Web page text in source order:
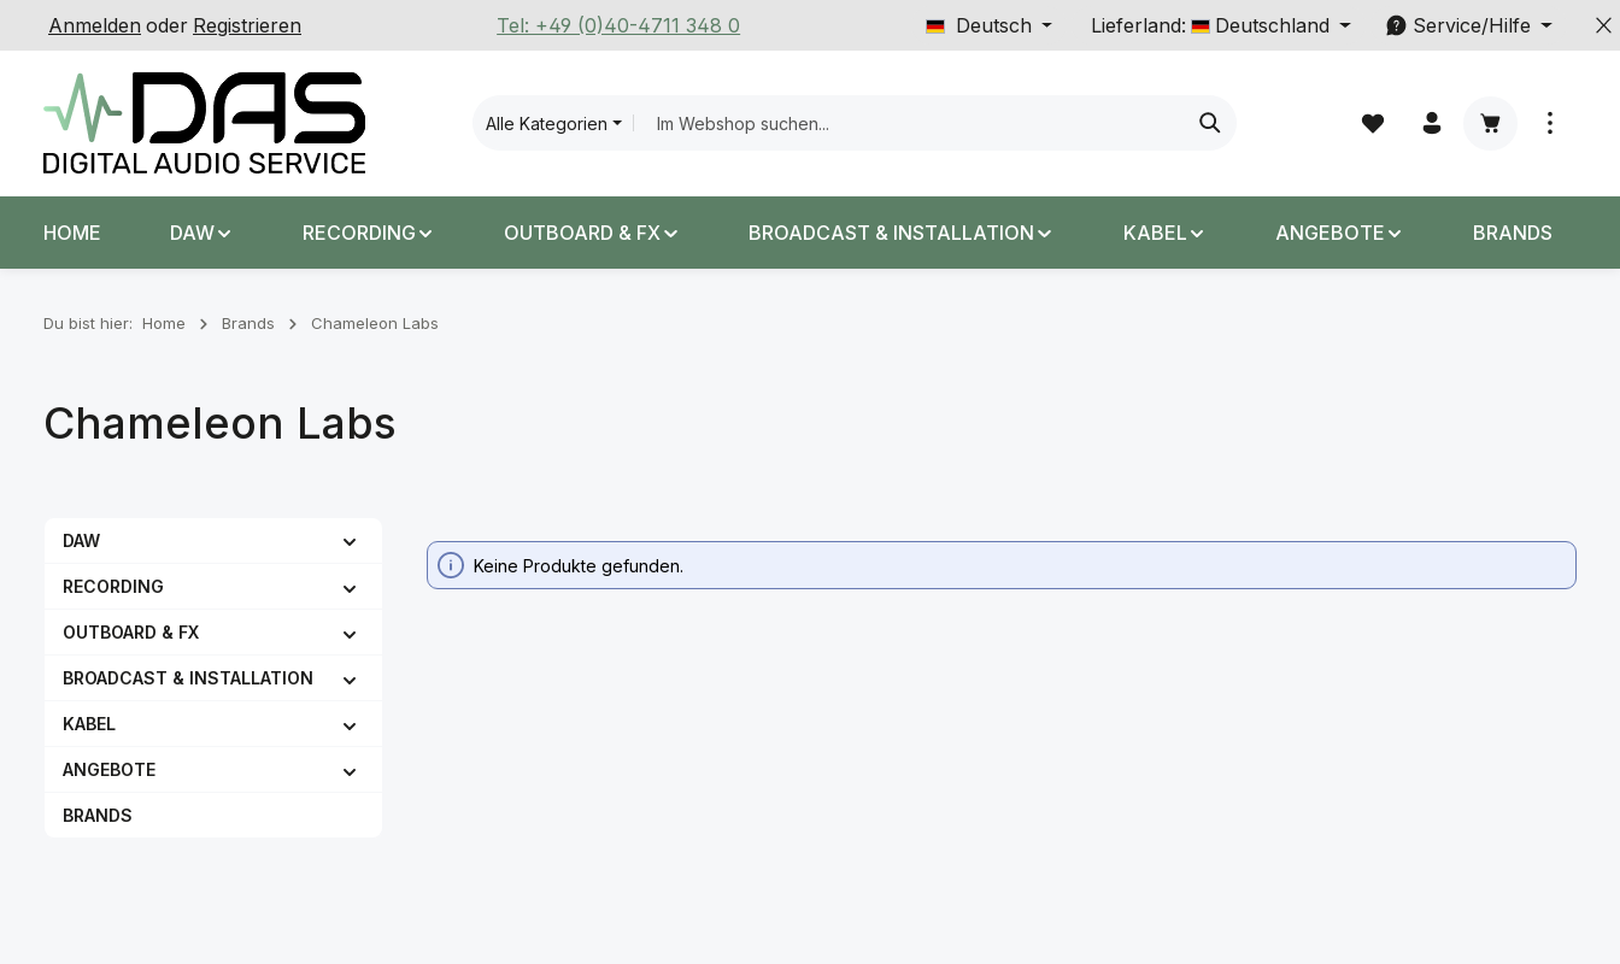
Hauptinhalt springen
Zur Suche springen
Zur Hauptnavigation springen
Anmelden oder Registrieren Tel: +49 (0)40-4711 348 0 Deutsch Lieferland: Deutschland Service/Hilfe
Alle Kategorien
Warenkorb
HOME DAW RECORDING OUTBOARD & FX BROADCAST & INSTALLATION KABEL ANGEBOTE BRANDS
Du bist hier: Home Brands Chameleon Labs
Chameleon Labs
DAW
RECORDING
OUTBOARD & FX
BROADCAST & INSTALLATION
KABEL
ANGEBOTE
BRANDS
Keine Produkte gefunden.